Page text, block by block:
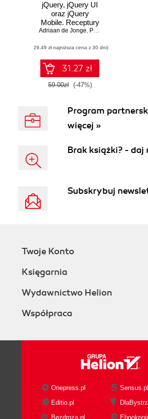
jQuery, jQuery UI
oraz jQuery
Mobile. Receptury
Adriaan de Jonge, Phillip Dutson
(29,49 zł najniższa cena z 30 dni)
31.27 zł
59.00zł (-47%)
Program
więcej »
Brak książki? - daj
Subskrybuj
Twoje Konto
Księgarnia
Wydawnictwo Helion
Współpraca
Onepress.pl
Sensus.pl
Editio.pl
Bezdroza.pl